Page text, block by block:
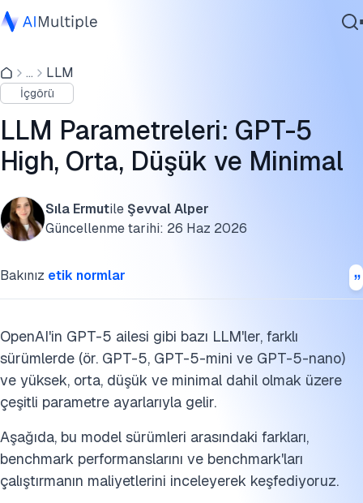
Ajanik Yapay Zeka
Siber güvenlik
Veri
Kurumsal Yazılım
Hizmetler
... LLM
İçgörü
LLM Parametreleri: GPT-5
High, Orta, Düşük ve Minimal
Sıla Ermutile Şevval Alper
Güncellenme tarihi: 26 Haz 2026
Bakınız etik normlar
OpenAI'in GPT-5 ailesi gibi bazı LLM'ler, farklı
sürümlerde (ör. GPT-5, GPT-5-mini ve GPT-5-nano)
ve yüksek, orta, düşük ve minimal dahil olmak üzere
çeşitli parametre ayarlarıyla gelir.
Aşağıda, bu model sürümleri arasındaki farkları,
benchmark performanslarını ve benchmark'ları
çalıştırmanın maliyetlerini inceleyerek keşfediyoruz.
Yüksek-orta-düşük-minimal parametre ayarları
Model boyutu, parametreler ve eğitim temelleri
Bu araştırmayı kaynak gösterin